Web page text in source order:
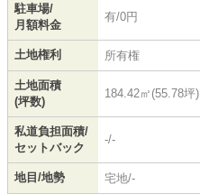
駐車場/
月額料金
有/0円
土地権利 所有権
土地面積
(坪数)
184.42㎡(55.78坪)
私道負担面積/
セットバック
-/-
地目/地勢 宅地/-